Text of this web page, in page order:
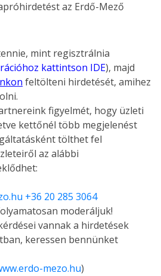
mint regisztrálnia
kattintson IDE), majd
feltölteni hirdetését, amihez
figyelmét, hogy üzleti
kettőnél több megjelenést
tölthet fel
az alábbi
+36 20 285 3064
moderáljuk!
vannak a hirdetések
keressen bennünket
mezo.hu)